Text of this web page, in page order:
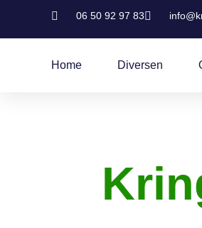
06 50 92 97 83
Home Diversen